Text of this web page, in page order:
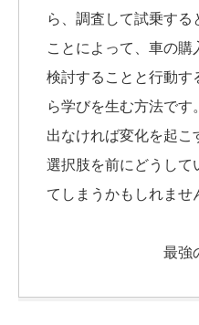
ら、調査して試乗する
ことによって、車の購
検討することと行動す
ら学びを生む方法です
出なければ変化を起こ
選択肢を前にどうして
てしまうかもしれませ
最強